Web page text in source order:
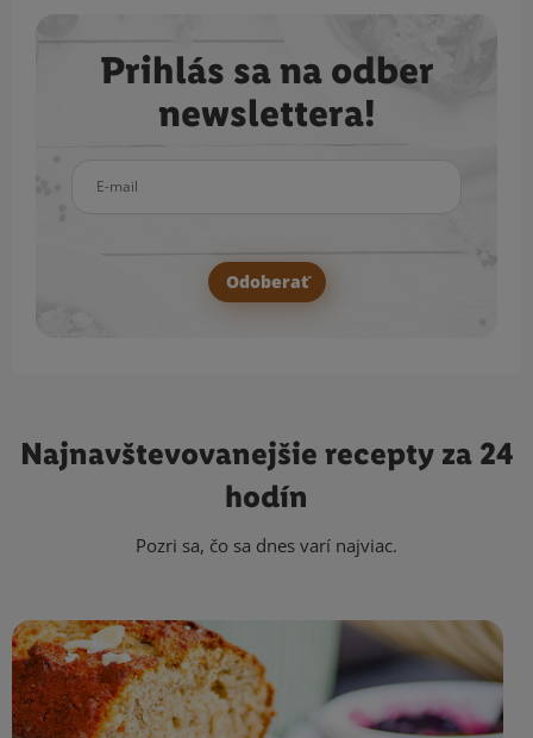
Prihlás sa na odber
newslettera!
Odoberať
Najnavštevovanejšie recepty za 24
hodín
Pozri sa, čo sa dnes varí najviac.